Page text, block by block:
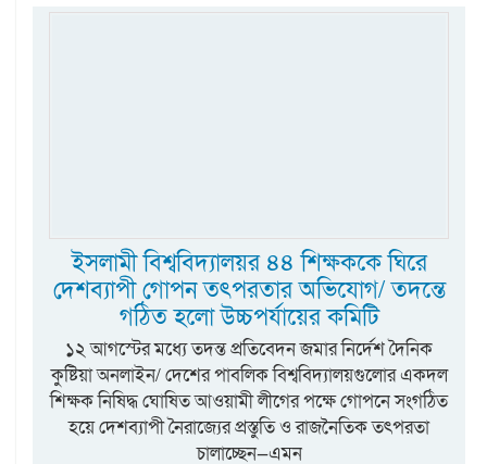
ইসলামী বিশ্ববিদ্যালয়র ৪৪ শিক্ষককে ঘিরে
দেশব্যাপী গোপন তৎপরতার অভিযোগ/ তদন্তে
গঠিত হলো উচ্চপর্যায়ের কমিটি
১২ আগস্টের মধ্যে তদন্ত প্রতিবেদন জমার নির্দেশ দৈনিক
কুষ্টিয়া অনলাইন/ দেশের পাবলিক বিশ্ববিদ্যালয়গুলোর একদল
শিক্ষক নিষিদ্ধ ঘোষিত আওয়ামী লীগের পক্ষে গোপনে সংগঠিত
হয়ে দেশব্যাপী নৈরাজ্যের প্রস্তুতি ও রাজনৈতিক তৎপরতা
চালাচ্ছেন—এমন